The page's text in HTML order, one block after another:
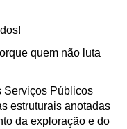
quem não luta
Serviços Públicos
estruturais anotadas
da exploração e do